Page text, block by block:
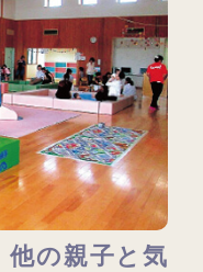
他の親子と気